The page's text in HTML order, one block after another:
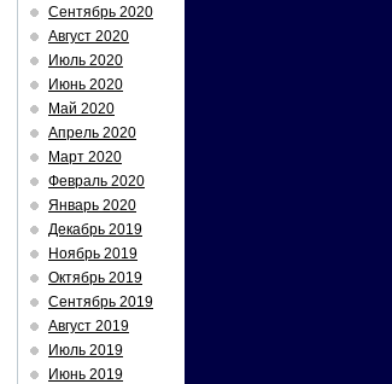
Сентябрь 2020
Август 2020
Июль 2020
Июнь 2020
Май 2020
Апрель 2020
Март 2020
Февраль 2020
Январь 2020
Декабрь 2019
Ноябрь 2019
Октябрь 2019
Сентябрь 2019
Август 2019
Июль 2019
Июнь 2019